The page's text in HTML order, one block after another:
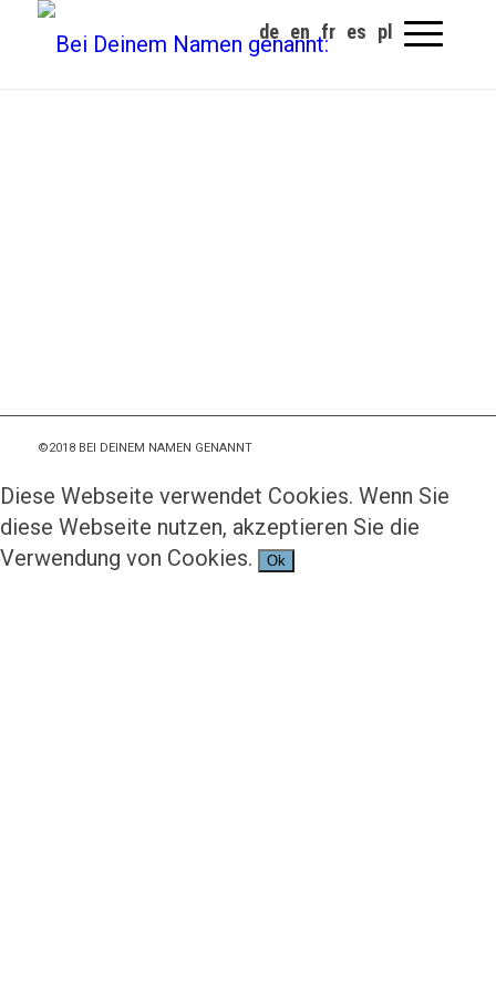
©2018 BEI DEINEM NAMEN GENANNT
Diese Webseite verwendet Cookies. Wenn Sie
diese Webseite nutzen, akzeptieren Sie die
Verwendung von Cookies.
Ok